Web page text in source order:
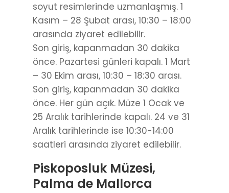
soyut resimlerinde uzmanlaşmış. 1
Kasım – 28 Şubat arası, 10:30 – 18:00
arasında ziyaret edilebilir.
Son giriş, kapanmadan 30 dakika
önce. Pazartesi günleri kapalı. 1 Mart
– 30 Ekim arası, 10:30 – 18:30 arası.
Son giriş, kapanmadan 30 dakika
önce. Her gün açık. Müze 1 Ocak ve
25 Aralık tarihlerinde kapalı. 24 ve 31
Aralık tarihlerinde ise 10:30-14:00
saatleri arasında ziyaret edilebilir.
Piskoposluk Müzesi,
Palma de Mallorca